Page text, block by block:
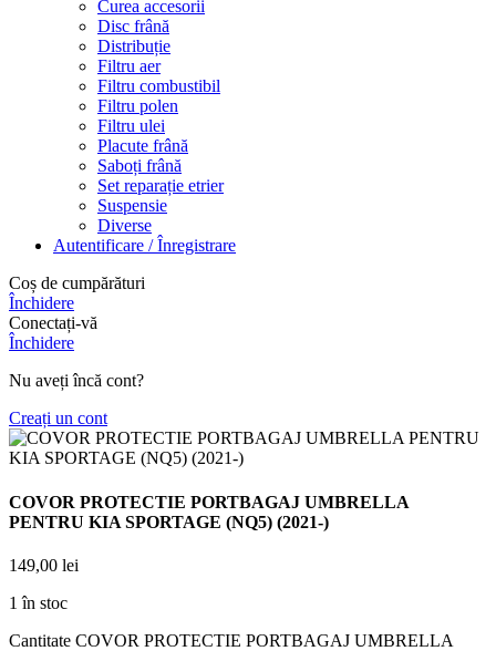
Curea accesorii
Disc frână
Distribuție
Filtru aer
Filtru combustibil
Filtru polen
Filtru ulei
Placute frână
Saboți frână
Set reparație etrier
Suspensie
Diverse
Autentificare / Înregistrare
Coș de cumpărături
Închidere
Conectați-vă
Închidere
Nu aveți încă cont?
Creați un cont
COVOR PROTECTIE PORTBAGAJ UMBRELLA
PENTRU KIA SPORTAGE (NQ5) (2021-)
149,00 lei
1 în stoc
Cantitate COVOR PROTECTIE PORTBAGAJ UMBRELLA